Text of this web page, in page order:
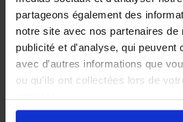
partageons également des
notre site avec nos partenaires de
publicité et d'analyse, qui peuvent
avec d'autres informations que
ou qu'ils ont collectées lors de
En cliquant sur le boutonValider
Produits